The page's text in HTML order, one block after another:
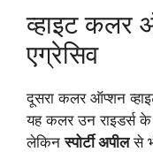
व्हाइट कलर
एग्रेसिव
दूसरा कलर ऑप्शन
यह कलर उन राइडर्स
लेकिनस्पोर्टी अपीलसे